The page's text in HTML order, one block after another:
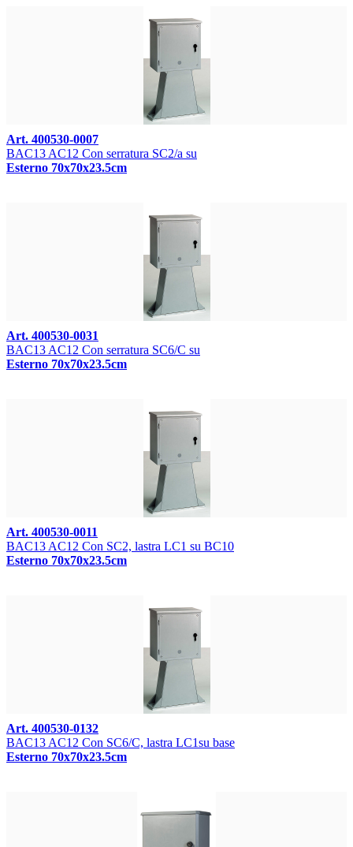
Art. 400530-0007
BAC13 AC12 Con serratura SC2/a su
Esterno 70x70x23.5cm
Art. 400530-0031
BAC13 AC12 Con serratura SC6/C su
Esterno 70x70x23.5cm
Art. 400530-0011
BAC13 AC12 Con SC2, lastra LC1 su BC10
Esterno 70x70x23.5cm
Art. 400530-0132
BAC13 AC12 Con SC6/C, lastra LC1su base
Esterno 70x70x23.5cm